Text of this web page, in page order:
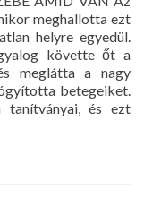
25.
10
óra
meghallotta ezt
helyre egyedül.
követte őt a
meglátta a nagy
betegeiket.
tanítványai, és ezt